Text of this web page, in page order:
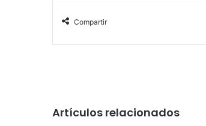
Compartir
Artículos relacionados